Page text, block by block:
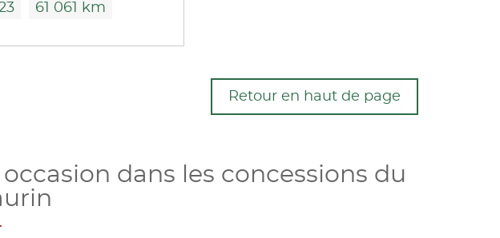
61 061 km
Retour en haut de page
dans les concessions du